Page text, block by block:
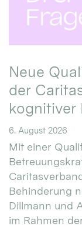
Neue
der
kognitiver
6. August 2026
Mit einer
Behinderung
Dillmann und
im Rahmen